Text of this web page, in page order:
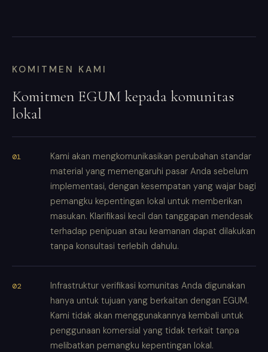
KOMITMEN KAMI
Komitmen EGUM kepada komunitas
lokal
Kami akan mengkomunikasikan perubahan standar
material yang memengaruhi pasar Anda sebelum
implementasi, dengan kesempatan yang wajar bagi
pemangku kepentingan lokal untuk memberikan
masukan. Klarifikasi kecil dan tanggapan mendesak
terhadap penipuan atau keamanan dapat dilakukan
tanpa konsultasi terlebih dahulu.
Infrastruktur verifikasi komunitas Anda digunakan
hanya untuk tujuan yang berkaitan dengan EGUM.
Kami tidak akan menggunakannya kembali untuk
penggunaan komersial yang tidak terkait tanpa
melibatkan pemangku kepentingan lokal.